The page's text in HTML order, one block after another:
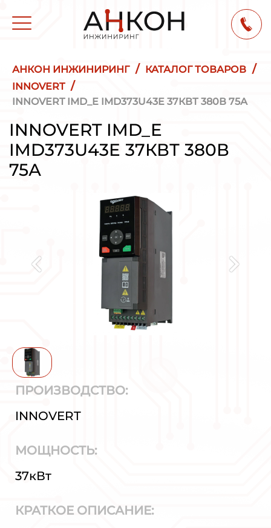
АНКОН ИНЖИНИРИНГ / КАТАЛОГ ТОВАРОВ /
INNOVERT /
INNOVERT IMD_E IMD373U43E 37КВТ 380В 75А
INNOVERT IMD_E
IMD373U43E 37КВТ 380В
75А
ПРОИЗВОДСТВО:
INNOVERT
МОЩНОСТЬ:
37кВт
КРАТКОЕ ОПИСАНИЕ: